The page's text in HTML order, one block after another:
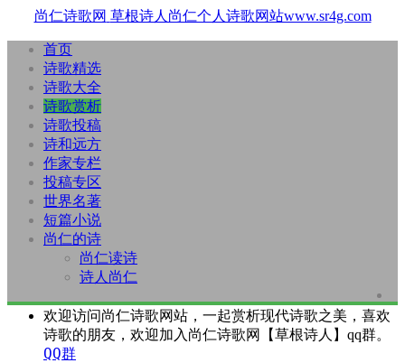
尚仁诗歌网 草根诗人尚仁个人诗歌网站www.sr4g.com
首页
诗歌精选
诗歌大全
诗歌赏析
诗歌投稿
诗和远方
作家专栏
投稿专区
世界名著
短篇小说
尚仁的诗
尚仁读诗
诗人尚仁
欢迎访问尚仁诗歌网站，一起赏析现代诗歌之美，喜欢
诗歌的朋友，欢迎加入尚仁诗歌网【草根诗人】qq群。
QQ群